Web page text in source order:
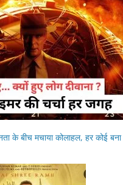
के बीच मचाया कोलाहल, हर कोई